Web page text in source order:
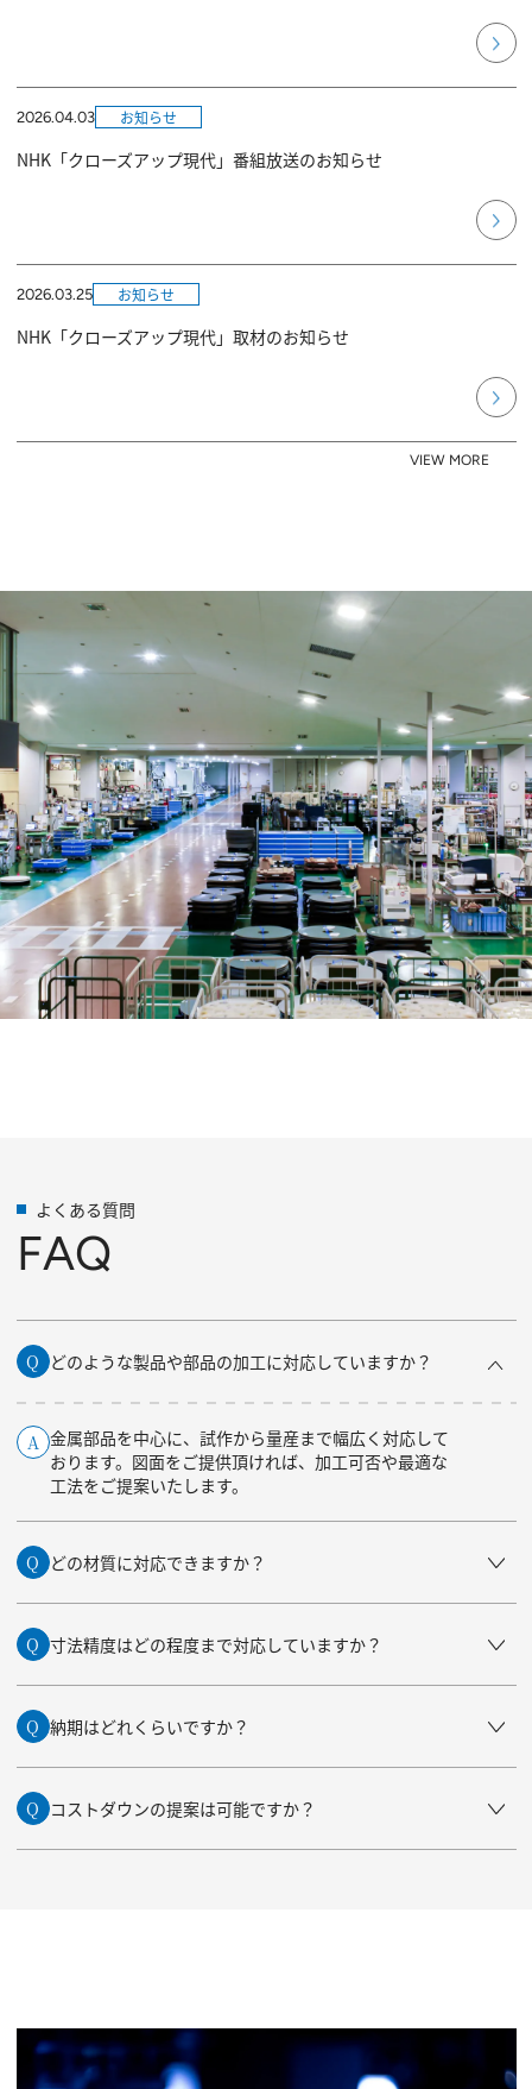
2026.04.03 お知らせ
NHK「クローズアップ現代」番組放送のお知らせ
2026.03.25 お知らせ
NHK「クローズアップ現代」取材のお知らせ
VIEW MORE
よくある質問
FAQ
Q どのような製品や部品の加工に対応していますか？
A 金属部品を中心に、試作から量産まで幅広く対応して
おります。図面をご提供頂ければ、加工可否や最適な
工法をご提案いたします。
Q どの材質に対応できますか？
Q 寸法精度はどの程度まで対応していますか？
Q 納期はどれくらいですか？
Q コストダウンの提案は可能ですか？